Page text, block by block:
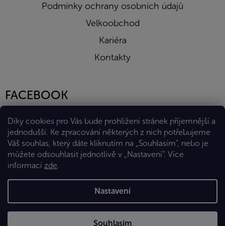
Díky cookies pro Vás bude prohlížení stránek příjemnější a
jednodušší. Ke zpracování některých z nich potřebujeme
Váš souhlas, který dáte kliknutím na „Souhlasím“, nebo je
můžete odsouhlasit jednotlivě v „Nastavení“. Více
informací zde.
Nastavení
Souhlasím
Podmínky ochrany osobních údajů
Velkoobchod
Kariéra
Kontakty
FACEBOOK
Vytvořil Shoptet Premium
Copyright 2026Eshop Diana Company, spol. s r.o.. Všechna
práva vyhrazena.